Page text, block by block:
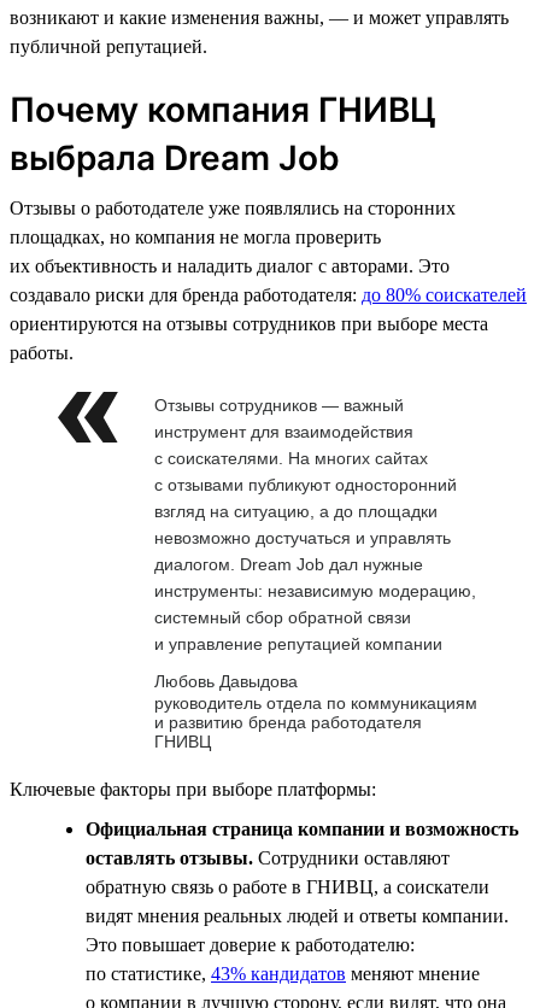
возникают и какие изменения важны, — и может управлять
публичной репутацией.
Почему компания ГНИВЦ
выбрала Dream Job
Отзывы о работодателе уже появлялись на сторонних
площадках, но компания не могла проверить
их объективность и наладить диалог с авторами. Это
создавало риски для бренда работодателя: до 80% соискателей
ориентируются на отзывы сотрудников при выборе места
работы.
Отзывы сотрудников — важный
инструмент для взаимодействия
с соискателями. На многих сайтах
с отзывами публикуют односторонний
взгляд на ситуацию, а до площадки
невозможно достучаться и управлять
диалогом. Dream Job дал нужные
инструменты: независимую модерацию,
системный сбор обратной связи
и управление репутацией компании
Любовь Давыдова
руководитель отдела по коммуникациям
и развитию бренда работодателя
ГНИВЦ
Ключевые факторы при выборе платформы:
Официальная страница компании и возможность
оставлять отзывы. Сотрудники оставляют
обратную связь о работе в ГНИВЦ, а соискатели
видят мнения реальных людей и ответы компании.
Это повышает доверие к работодателю:
по статистике, 43% кандидатов меняют мнение
о компании в лучшую сторону, если видят, что она